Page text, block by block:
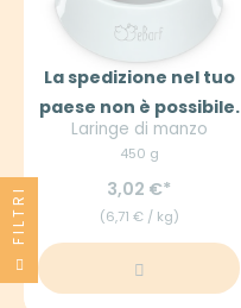
La spedizione nel tuo
paese non è possibile.
Laringe di manzo
450 g
3,02 €
(6,71 € / kg)
FILTRI